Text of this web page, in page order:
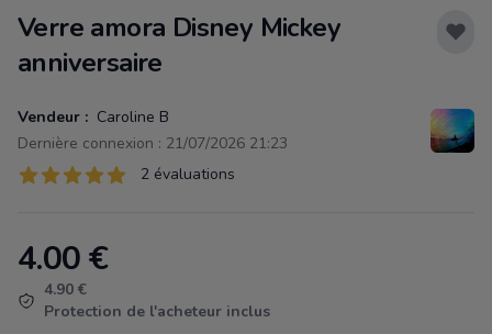
Verre amora Disney Mickey
anniversaire
Vendeur : Caroline B
Dernière connexion : 21/07/2026 21:23
Évaluations
2 sur 5 étoiles 2 évaluations
Product information
4.00€
4.90 €
Protection de l'acheteur inclus